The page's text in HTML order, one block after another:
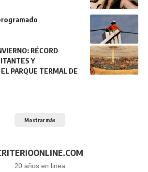
RÉCORD
Y
PARQUE TERMAL DE
Mostrar más
20 años en linea